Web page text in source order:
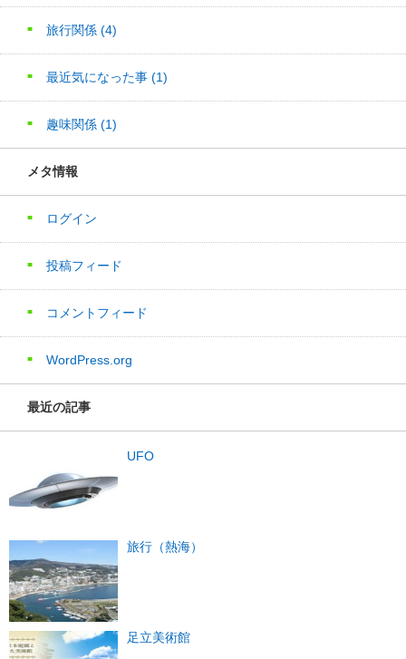
旅行関係 (4)
最近気になった事 (1)
趣味関係 (1)
メタ情報
ログイン
投稿フィード
コメントフィード
WordPress.org
最近の記事
UFO
旅行（熱海）
足立美術館